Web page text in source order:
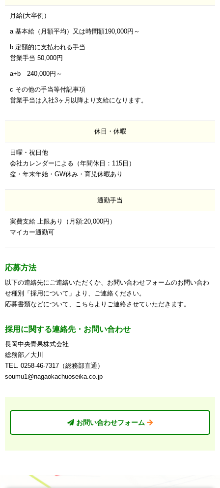
月給(大卒例）
a 基本給（月額平均）又は時間額190,000円～
b 定額的に支払われる手当
営業手当 50,000円
a+b 240,000円～
c その他の手当等付記事項
営業手当は入社3ヶ月以降より支給になります。
休日・休暇
日曜・祝日他
会社カレンダーによる（年間休日：115日）
盆・年末年始・GW休み・育児休暇あり
通勤手当
実費支給 上限あり（月額:20,000円）
マイカー通勤可
応募方法
以下の連絡先にご連絡いただくか、お問い合わせフォームのお問い合わ
せ種別「採用について」より、ご連絡ください。
応募書類などについて、こちらよりご連絡させていただきます。
採用に関する連絡先・お問い合わせ
長岡中央青果株式会社
総務部／大川
TEL. 0258-46-7317（総務部直通）
soumu1@nagaokachuoseika.co.jp
お問い合わせフォーム